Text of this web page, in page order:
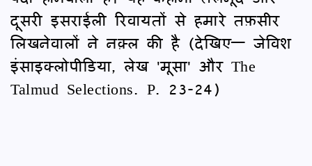
दूसरी इसराईली रिवायतों से हमारे तफ़सीर
लिखनेवालों ने नक़्ल की है (देखिए— जेविश
इंसाइक्लोपीडिया, लेख 'मूसा' और The
Talmud Selections. P. 23-24)